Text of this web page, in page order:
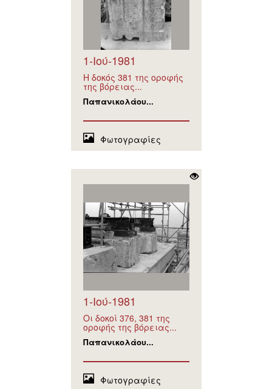
1-Ιού-1981
Η δοκός 381 της οροφής
της βόρειας...
Παπανικολάου...
Φωτογραφίες
1-Ιού-1981
Οι δοκοί 376, 381 της
οροφής της βόρειας...
Παπανικολάου...
Φωτογραφίες